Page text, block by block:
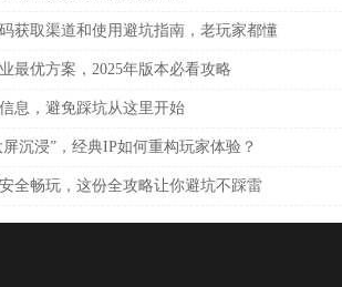
获取渠道和使用避坑指南，老玩家都懂
最优方案，2025年版本必看攻略
息，避免踩坑从这里开始
沉浸”，经典IP如何重构玩家体验？
全畅玩，这份全攻略让你避坑不踩雷